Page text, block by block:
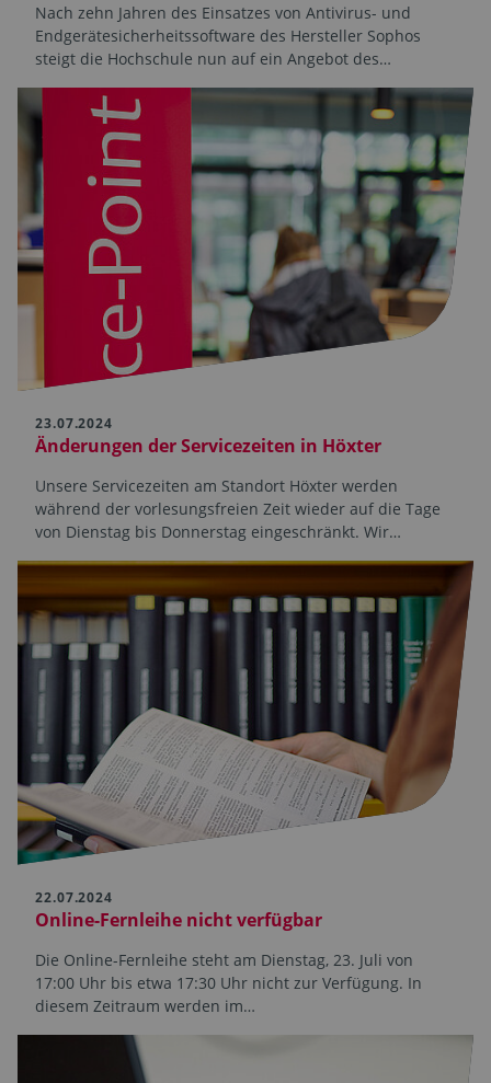
Nach zehn Jahren des Einsatzes von Antivirus- und
Endgeräte­­sicherheits­software des Hersteller Sophos
steigt die Hochschule nun auf ein Angebot des…
23.07.2024
Änderungen der Servicezeiten in Höxter
Unsere Servicezeiten am Standort Höxter werden
während der vorlesungsfreien Zeit wieder auf die Tage
von Dienstag bis Donnerstag eingeschränkt. Wir…
22.07.2024
Online-Fernleihe nicht verfügbar
Die Online-Fernleihe steht am Dienstag, 23. Juli von
17:00 Uhr bis etwa 17:30 Uhr nicht zur Verfügung. In
diesem Zeitraum werden im…